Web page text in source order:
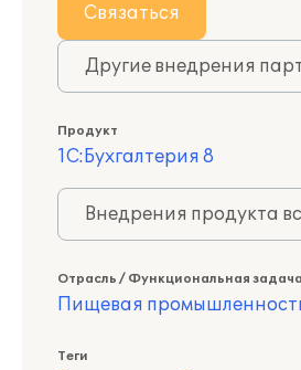
Связаться
Другие внедрения
Продукт
1С:Бухгалтерия 8
Внедрения продукта
Отрасль / Функциональная задача
Пищевая
Теги